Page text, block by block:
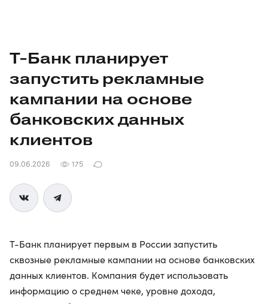
Т-Банк планирует
запустить рекламные
кампании на основе
банковских данных
клиентов
09.06.2026 175
Т-Банк планирует первым в России запустить
сквозные рекламные кампании на основе банковских
данных клиентов. Компания будет использовать
информацию о среднем чеке, уровне дохода,